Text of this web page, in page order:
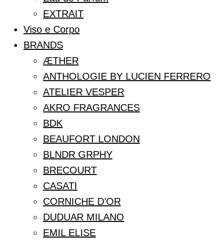
EXTRAIT
Viso e Corpo
BRANDS
ÆTHER
ANTHOLOGIE BY LUCIEN FERRERO
ATELIER VESPER
AKRO FRAGRANCES
BDK
BEAUFORT LONDON
BLNDR GRPHY
BRECOURT
CASATI
CORNICHE D’OR
DUDUAR MILANO
EMIL ELISE